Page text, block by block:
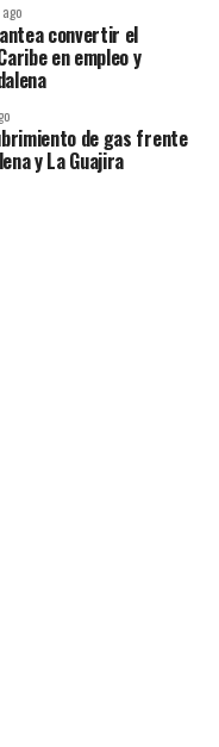
convertir el
en empleo y
de gas frente
y La Guajira